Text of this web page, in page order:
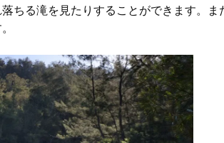
ちる滝を見たりすることができます。ま